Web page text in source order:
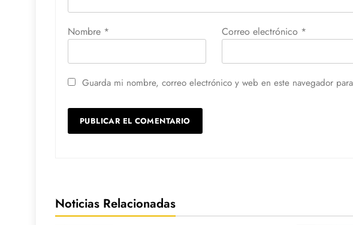
Nombre * Correo electrónico *
Guarda mi nombre, correo electrónico y web en este navegador
Noticias Relacionadas